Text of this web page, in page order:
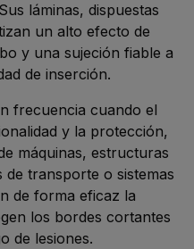
láminas, dispuestas
un alto efecto de
y una sujeción fiable a
de inserción.
frecuencia cuando el
y la protección,
máquinas, estructuras
transporte o sistemas
de forma eficaz la
los bordes cortantes
de lesiones.